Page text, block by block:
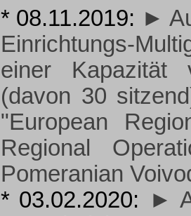
* 08.11.2019: ►
Einrichtungs-
einer Kapazität
(davon 30
"European
Regional
Pomeranian
* 03.02.2020:
►